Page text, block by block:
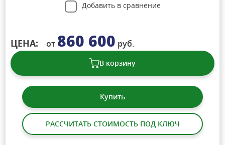
Добавить в сравнение
ЦЕНА: от 860 600 руб.
В корзину
Купить
РАССЧИТАТЬ СТОИМОСТЬ ПОД КЛЮЧ